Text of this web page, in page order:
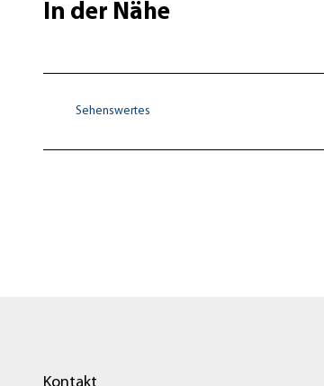
In der Nähe
Sehenswertes